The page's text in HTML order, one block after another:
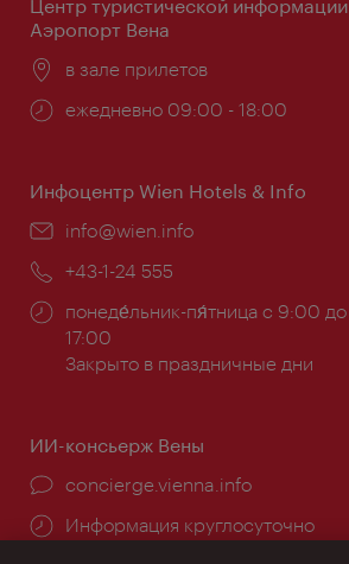
Центр туристической информации
Аэропорт Вена
Расположение:
в зале прилетов
Часы
ежедневно 09:00 - 18:00
Инфоцентр Wien Hotels & Info
Эл.
info@wien.info
Телефон:
+43-1-24 555
Часы
работы:
понеде́льник-пя́тница с 9:00 до
17:00
Закрыто в праздничные дни
ИИ-консьерж Вены
concierge.vienna.info
Информация круглосуточно